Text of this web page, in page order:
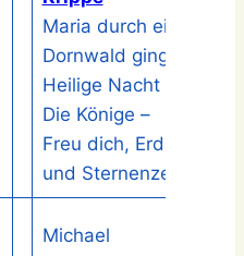
Maria durch ein
Dornwald ging –
Heilige Nacht –
Die Könige –
Freu dich, Erd
und Sternenzelt
Michael